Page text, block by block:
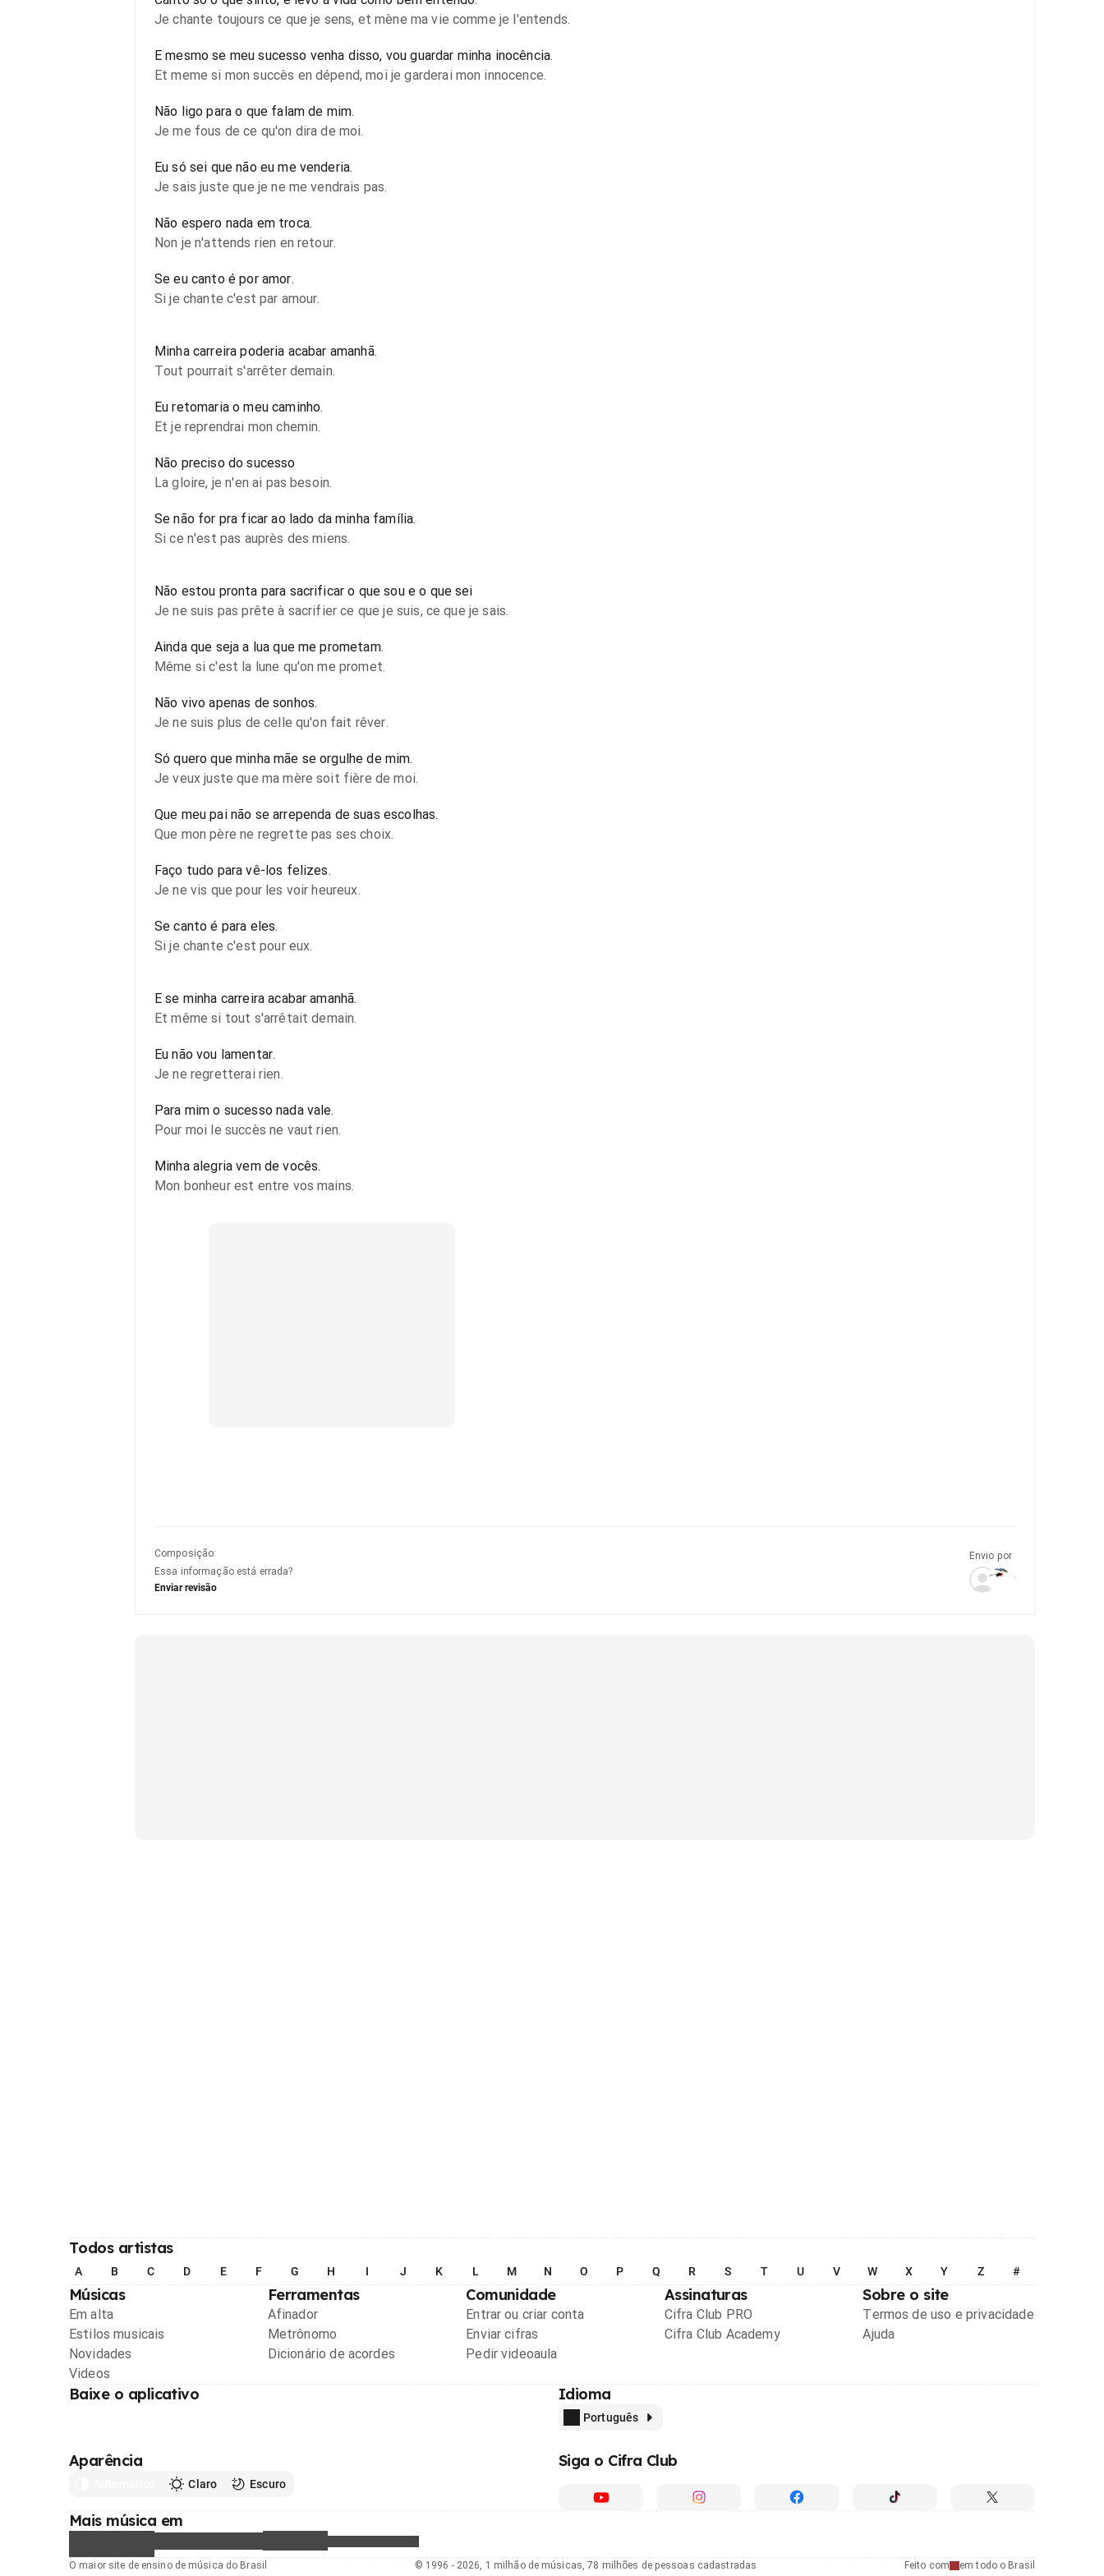
Je chante toujours ce que je sens, et mène ma vie comme je l'entends.
E mesmo se meu sucesso venha disso, vou guardar minha inocência.
Et meme si mon succès en dépend, moi je garderai mon innocence.
Não ligo para o que falam de mim.
Je me fous de ce qu'on dira de moi.
Eu só sei que não eu me venderia.
Je sais juste que je ne me vendrais pas.
Não espero nada em troca.
Non je n'attends rien en retour.
Se eu canto é por amor.
Si je chante c'est par amour.
Minha carreira poderia acabar amanhã.
Tout pourrait s'arrêter demain.
Eu retomaria o meu caminho.
Et je reprendrai mon chemin.
Não preciso do sucesso
La gloire, je n'en ai pas besoin.
Se não for pra ficar ao lado da minha família.
Si ce n'est pas auprès des miens.
Não estou pronta para sacrificar o que sou e o que sei
Je ne suis pas prête à sacrifier ce que je suis, ce que je sais.
Ainda que seja a lua que me prometam.
Même si c'est la lune qu'on me promet.
Não vivo apenas de sonhos.
Je ne suis plus de celle qu'on fait rêver.
Só quero que minha mãe se orgulhe de mim.
Je veux juste que ma mère soit fière de moi.
Que meu pai não se arrependa de suas escolhas.
Que mon père ne regrette pas ses choix.
Faço tudo para vê-los felizes.
Je ne vis que pour les voir heureux.
Se canto é para eles.
Si je chante c'est pour eux.
E se minha carreira acabar amanhã.
Et même si tout s'arrêtait demain.
Eu não vou lamentar.
Je ne regretterai rien.
Para mim o sucesso nada vale.
Pour moi le succès ne vaut rien.
Minha alegria vem de vocês.
Mon bonheur est entre vos mains.
Composição:
Essa informação está errada?
Enviar revisão
Envio por
Todos artistas
A B C D E F G H I J K L M N O P Q R S T U V W X Y Z #
Músicas
Em alta
Estilos musicais
Novidades
Videos
Ferramentas
Afinador
Metrônomo
Dicionário de acordes
Comunidade
Entrar ou criar conta
Enviar cifras
Pedir videoaula
Assinaturas
Cifra Club PRO
Cifra Club Academy
Sobre o site
Termos de uso e privacidade
Ajuda
Baixe o aplicativo Idioma
Português
Aparência
Claro Escuro
Siga o Cifra Club
Mais música em
O maior site de ensino de música do Brasil Feito com em todo o Brasil
© 1996 - 2026, 1 milhão de músicas, 78 milhões de pessoas cadastradas